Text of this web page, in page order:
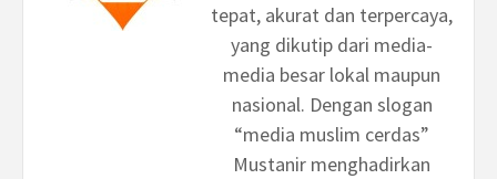
tepat, akurat dan terpercaya,
yang dikutip dari media-
media besar lokal maupun
nasional. Dengan slogan
“media muslim cerdas”
Mustanir menghadirkan